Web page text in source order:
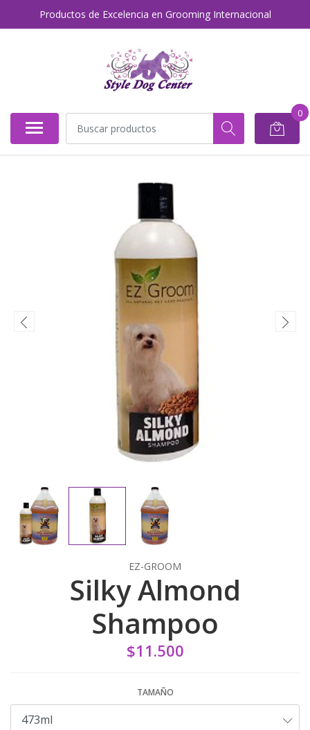
Productos de Excelencia en Grooming Internacional
0
EZ-GROOM
Silky Almond
Shampoo
$11.500
TAMAÑO